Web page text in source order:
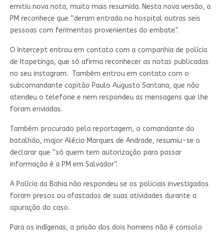
emitiu nova nota, muito mais resumida. Nesta nova versão, a
PM reconhece que “deram entrada no hospital outras seis
pessoas com ferimentos provenientes do embate”.
O Intercept entrou em contato com a companhia de polícia
de Itapetinga, que só afirma reconhecer as notas publicadas
no seu instagram. Também entrou em contato com o
subcomandante capitão Paulo Augusto Santana, que não
atendeu o telefone e nem respondeu as mensagens que lhe
foram enviadas.
Também procurado pela reportagem, o comandante do
batalhão, major Alécio Marques de Andrade, resumiu-se a
declarar que “só quem tem autorização para passar
informação é a PM em Salvador”.
A Polícia da Bahia não respondeu se os policiais investigados
foram presos ou afastados de suas atividades durante a
apuração do caso.
Para os indígenas, a prisão dos dois homens não é consolo